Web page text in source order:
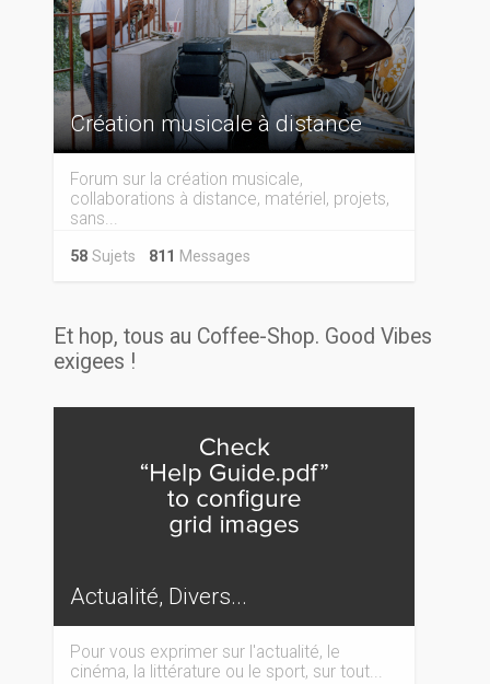
Création musicale à distance
Forum sur la création musicale,
collaborations à distance, matériel, projets,
sans...
58Sujets 811 Messages
Et hop, tous au Coffee-Shop. Good Vibes
exigees !
Actualité, Divers...
Pour vous exprimer sur l'actualité, le
cinéma, la littérature ou le sport, sur tout...